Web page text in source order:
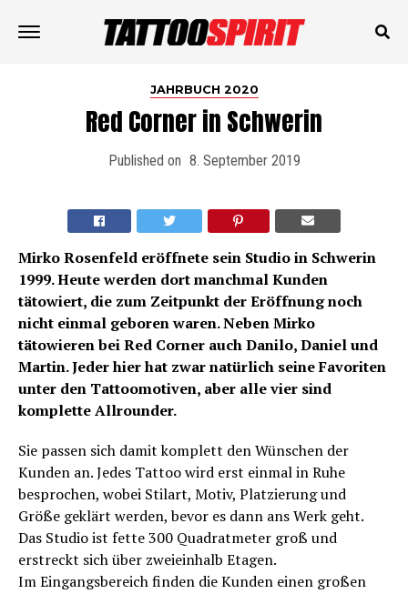
JAHRBUCH 2020
Red Corner in Schwerin
Published on 8. September 2019
Mirko Rosenfeld eröffnete sein Studio in Schwerin
1999. Heute werden dort manchmal Kunden
tätowiert, die zum Zeitpunkt der Eröffnung noch
nicht einmal geboren waren. Neben Mirko
tätowieren bei Red Corner auch Danilo, Daniel und
Martin. Jeder hier hat zwar natürlich seine Favoriten
unter den Tattoomotiven, aber alle vier sind
komplette Allrounder.
Sie passen sich damit komplett den Wünschen der
Kunden an. Jedes Tattoo wird erst einmal in Ruhe
besprochen, wobei Stilart, Motiv, Platzierung und
Größe geklärt werden, bevor es dann ans Werk geht.
Das Studio ist fette 300 Quadratmeter groß und
erstreckt sich über zweieinhalb Etagen.
Im Eingangsbereich finden die Kunden einen großen